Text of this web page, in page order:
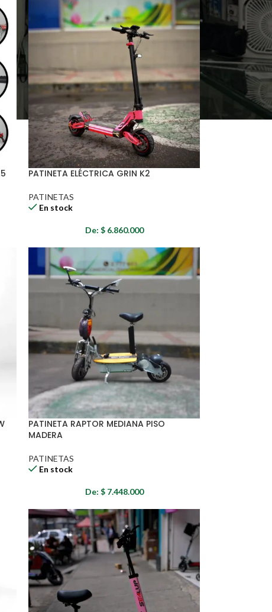
PATINETA ELÉCTRICA GRIN K2
PATINETAS
En stock
De: $6.860.000
PATINETA RAPTOR MEDIANA PISO
MADERA
PATINETAS
En stock
De: $7.448.000